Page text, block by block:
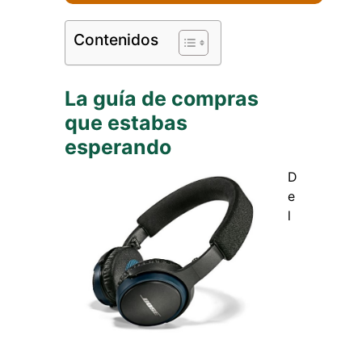
Contenidos
La guía de compras
que estabas
esperando
D
e
l